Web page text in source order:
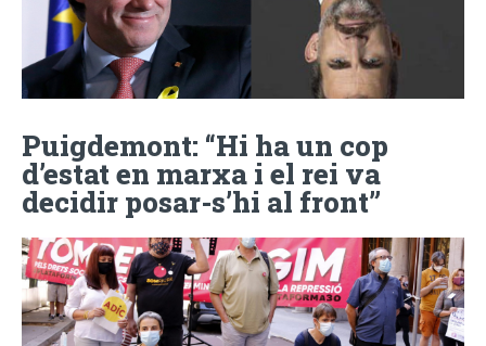
Puigdemont: “Hi ha un cop
d’estat en marxa i el rei va
decidir posar-s’hi al front”